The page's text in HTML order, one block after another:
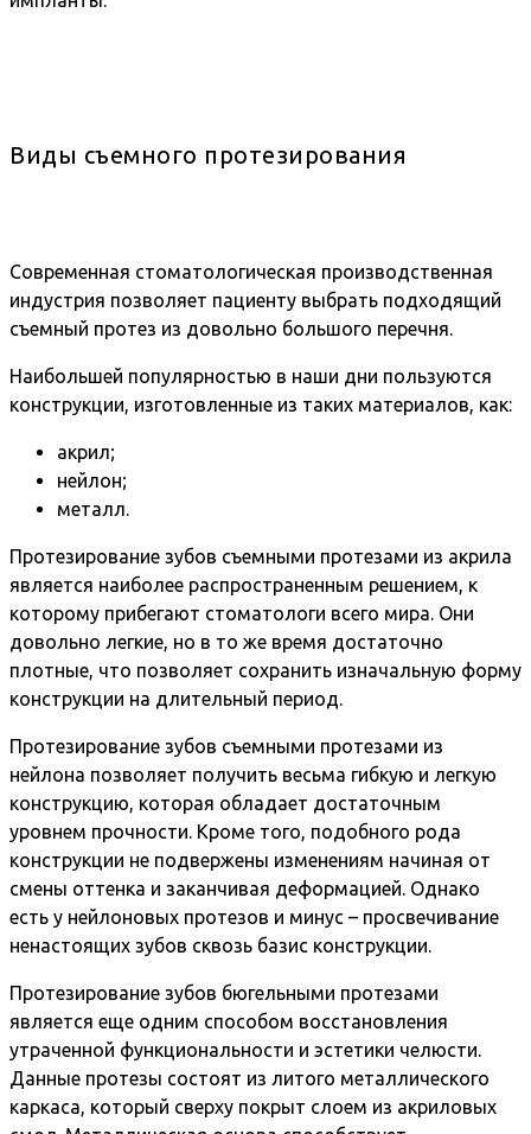
Виды съемного протезирования
Современная стоматологическая производственная
индустрия позволяет пациенту выбрать подходящий
съемный протез из довольно большого перечня.
Наибольшей популярностью в наши дни пользуются
конструкции, изготовленные из таких материалов, как:
акрил;
нейлон;
металл.
Протезирование зубов съемными протезами из акрила
является наиболее распространенным решением, к
которому прибегают стоматологи всего мира. Они
довольно легкие, но в то же время достаточно
плотные, что позволяет сохранить изначальную форму
конструкции на длительный период.
Протезирование зубов съемными протезами из
нейлона позволяет получить весьма гибкую и легкую
конструкцию, которая обладает достаточным
уровнем прочности. Кроме того, подобного рода
конструкции не подвержены изменениям начиная от
смены оттенка и заканчивая деформацией. Однако
есть у нейлоновых протезов и минус – просвечивание
ненастоящих зубов сквозь базис конструкции.
Протезирование зубов бюгельными протезами
является еще одним способом восстановления
утраченной функциональности и эстетики челюсти.
Данные протезы состоят из литого металлического
каркаса, который сверху покрыт слоем из акриловых